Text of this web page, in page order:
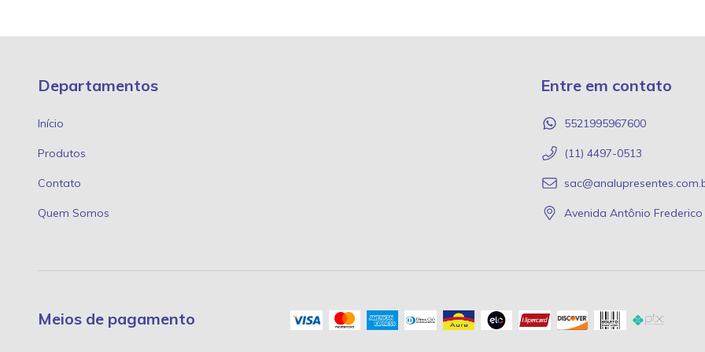
Departamentos
Início
Produtos
Contato
Quem Somos
Entre em contato
5521995967600
(11) 4497-0513
Avenida Antônio
Meios de pagamento